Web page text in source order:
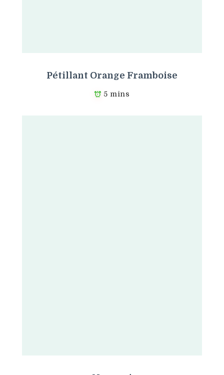
Pétillant Orange Framboise
5 mins